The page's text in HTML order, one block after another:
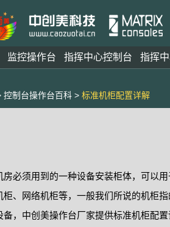
监控操作台 指挥中心控制台 指挥
控制台操作台百科 > 标准机柜配置详解
房必须用到的一种设备安装柜体，可以
柜、网络机柜等，一般我们所说的机柜
，中创美操作台厂家提供标准机柜配置